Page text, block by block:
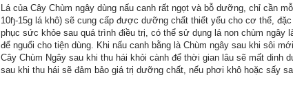
Lá của Cây Chùm ngây dùng nấu canh rất ngọt và bỗ dưỡng, chỉ cần
10ɧ-15g lá khô) sẽ cung cấp được dưỡng chất thiết yếu cho cơ thể,
phục sức khỏe sau quá trình điều trị, có thể sử dụng lá non chùm
để nguổi cho tiện dùng. Khi nấu canh bằng là Chùm ngây sau khi sôi
Cây Chùm Ngây sau khi thu hái khỏi cành để thời gian lâu sẽ mất
sau khi thu hái sẽ đảm bảo giá trị dưỡng chất, nếu phơi khô hoặc sấy